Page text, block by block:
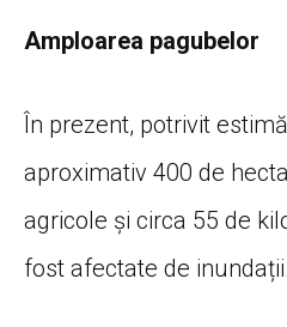
Amploarea pagubelor
În prezent, potrivit
aproximativ 400 de
agricole și circa 55 de
fost afectate de inundații.